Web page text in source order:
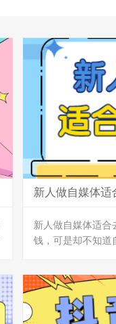
新人做自媒体适
新人做自媒体适合
钱，可是却不知道
～
1、百家号
百家号背靠百度